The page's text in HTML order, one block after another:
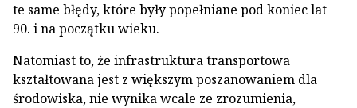
te same błędy, które były popełniane pod koniec lat
90. i na początku wieku.
Natomiast to, że infrastruktura transportowa
kształtowana jest z większym poszanowaniem dla
środowiska, nie wynika wcale ze zrozumienia,